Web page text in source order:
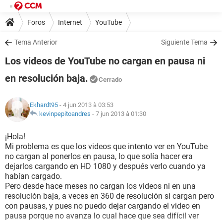
Foros Internet YouTube
Tema Anterior Siguiente Tema
Los videos de YouTube no cargan en pausa ni
en resolución baja.
Cerrado
Ekhardt95 - 4 jun 2013 à 03:53
kevinpepitoandres - 7 jun 2013 à 01:30
¡Hola!
Mi problema es que los videos que intento ver en YouTube
no cargan al ponerlos en pausa, lo que solía hacer era
dejarlos cargando en HD 1080 y después verlo cuando ya
habían cargado.
Pero desde hace meses no cargan los videos ni en una
resolución baja, a veces en 360 de resolución si cargan pero
con pausas, y pues no puedo dejar cargando el video en
pausa porque no avanza lo cual hace que sea difícil ver